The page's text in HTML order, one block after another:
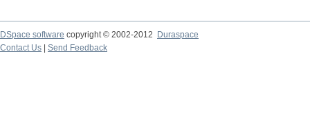
DSpace software copyright © 2002-2012
Duraspace
Contact Us
Send Feedback